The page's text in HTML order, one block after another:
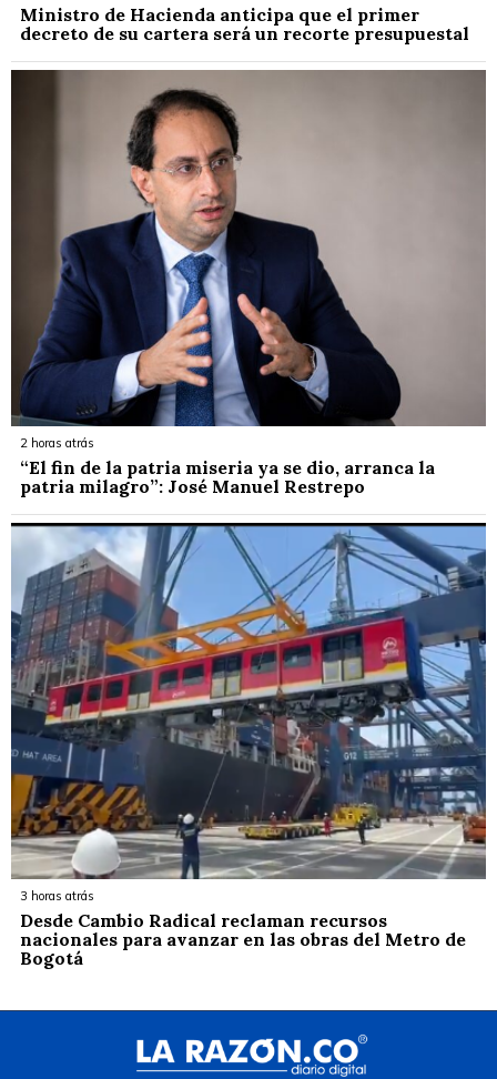
Ministro de Hacienda anticipa que el primer
decreto de su cartera será un recorte presupuestal
2 horas atrás
“El fin de la patria miseria ya se dio, arranca la
patria milagro”: José Manuel Restrepo
3 horas atrás
Desde Cambio Radical reclaman recursos
nacionales para avanzar en las obras del Metro de
Bogotá